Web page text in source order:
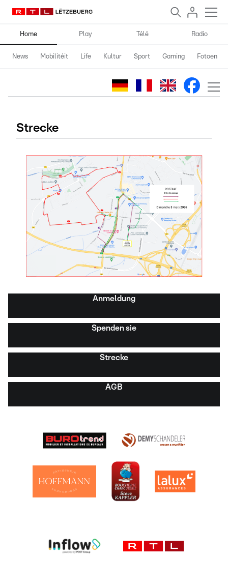
Home Play Télé Radio
News Mobilitéit Life Kultur Sport Gaming Fotoen
Strecke
Anmeldung
Spenden sie
Strecke
AGB